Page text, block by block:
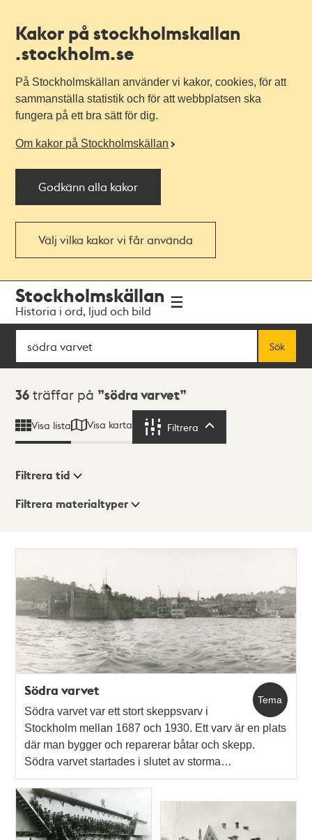
Kakor på stockholmskallan
.stockholm.se
På Stockholmskällan använder vi kakor, cookies, för att
sammanställa statistik och för att webbplatsen ska
fungera på ett bra sätt för dig.
Om kakor på Stockholmskällan
Godkänn alla kakor
Välj vilka kakor vi får använda
navigationen
huvudinnehållet
Stockholmskällan
Historia i ord, ljud och bild
Sök
Sök
Sökresultat
36 träffar på södra varvet
Visa lista Visa karta Filtrera
Visningsläge
Filtrera tid
Filtrera materialtyper
Tema
Södra varvet
Södra varvet var ett stort skeppsvarv i
Stockholm mellan 1687 och 1930. Ett varv är en plats
där man bygger och reparerar båtar och skepp.
Södra varvet startades i slutet av storma…